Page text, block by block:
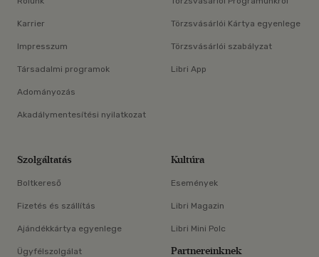
Karrier
Impresszum
Társadalmi programok
Adományozás
Akadálymentesítési nyilatkozat
Törzsvásárlói Kártya egyenlege
Törzsvásárlói szabályzat
Libri App
Szolgáltatás
Boltkereső
Fizetés és szállítás
Ajándékkártya egyenlege
Ügyfélszolgálat
Kultúra
Események
Libri Magazin
Libri Mini Polc
Partnereinknek